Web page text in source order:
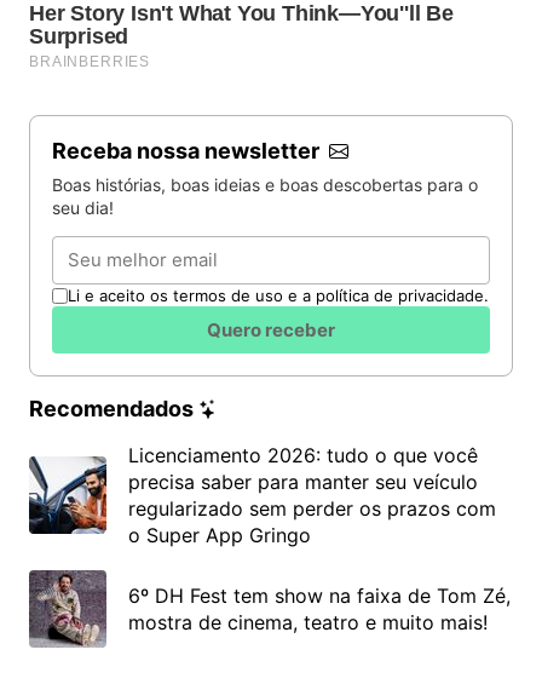
Quais cuidados são essenciais para
impecável?
quando utilizamos técnicas inteligentes que
dos eletrodomésticos de forma prática garante um
ambiente muito mais saudável e agradável para
refeições diárias .
Implementar soluções naturais em sua rotina
domésticapromove bem-estar e praticidade
sua cozinha com essas soluções eficientes e
desfrute de um espaço sempre perfumado,
higienizado e pronto para ospróximos momentos
Receba nossa newsletter
Boas histórias, boas ideias e boas descobertas para o
seu dia!
Email
Li e aceito os termos de uso e a política de privacidade.
Quero receber
Recomendados
Licenciamento 2026: tudo o que você
precisa saber para manter seu veículo
regularizado sem perder os prazos com
o Super App Gringo
6º DH Fest tem show na faixa de Tom Zé,
mostra de cinema, teatro e muito mais!